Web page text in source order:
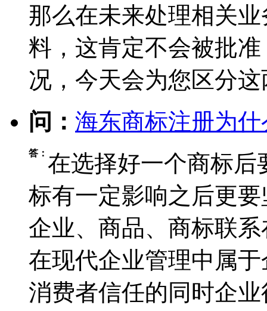
那么在未来处理相关
料，这肯定不会被批
况，今天会为您区分
问： 海东商标注册为
答： 在选择好一个商标后
标有一定影响之后更
企业、商品、商标联
在现代企业管理中属
消费者信任的同时企